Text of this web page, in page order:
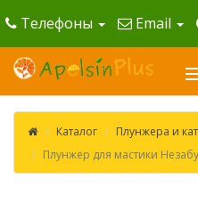
Телефоны Email
Каталог
Плунжера и
Плунжер для мастики